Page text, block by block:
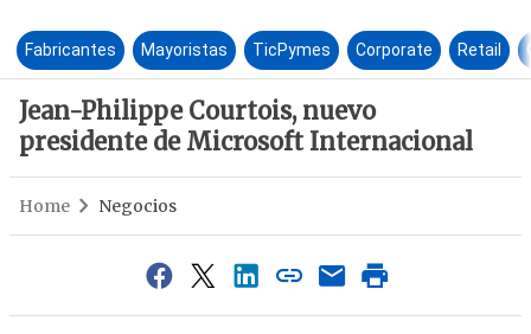
Fabricantes Mayoristas TicPymes Corporate Retail
Jean-Philippe Courtois, nuevo
presidente de Microsoft Internacional
Home Negocios